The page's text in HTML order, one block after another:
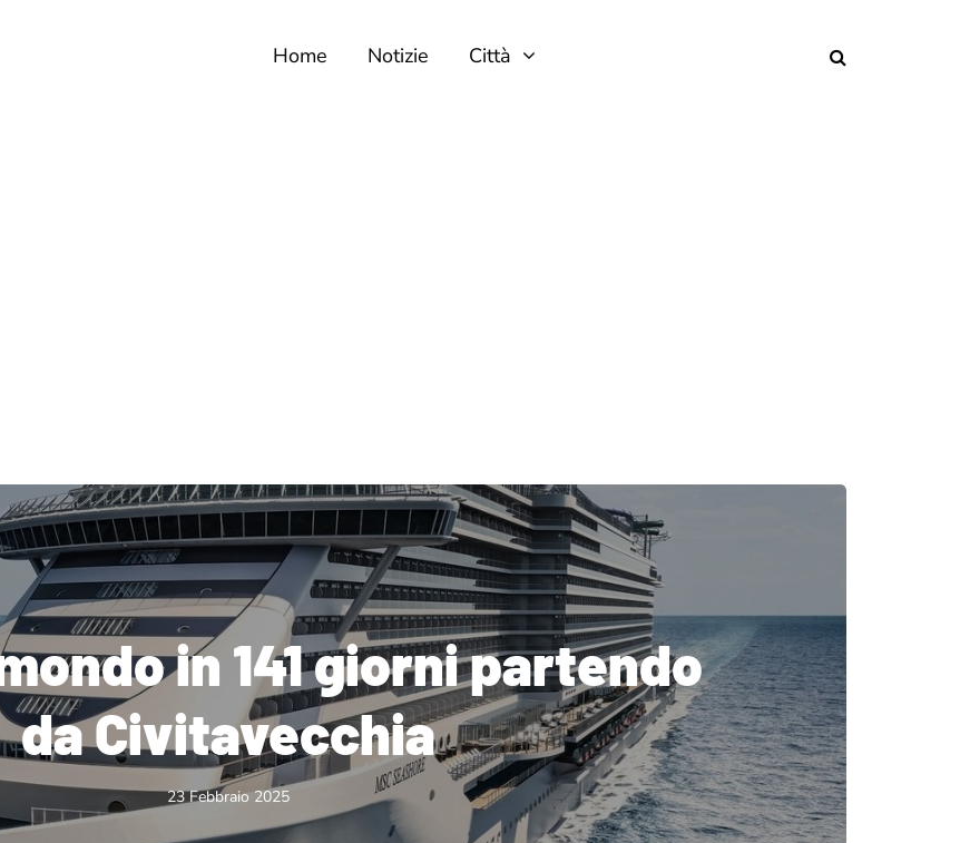
Home Notizie Città
in 141 giorni partendo
da Civitavecchia
23 Febbraio 2025